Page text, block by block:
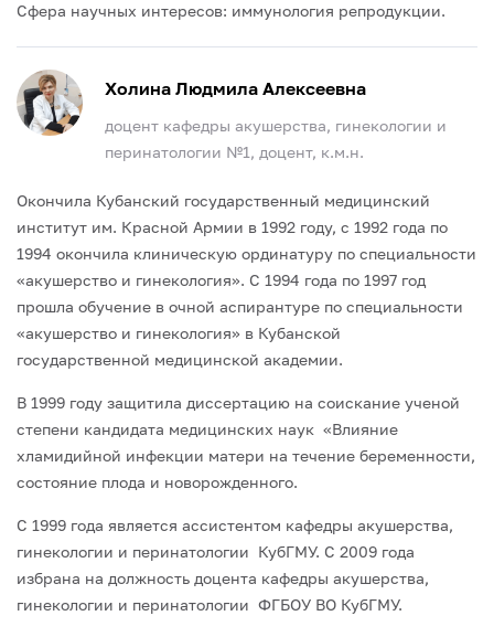
Сфера научных интересов: иммунология репродукции.
Холина Людмила Алексеевна
доцент кафедры акушерства, гинекологии и
перинатологии №1, доцент, к.м.н.
Окончила Кубанский государственный медицинский
институт им. Красной Армии в 1992 году, с 1992 года по
1994 окончила клиническую ординатуру по специальности
«акушерство и гинекология». С 1994 года по 1997 год
прошла обучение в очной аспирантуре по специальности
«акушерство и гинекология» в Кубанской
государственной медицинской академии.
В 1999 году защитила диссертацию на соискание ученой
степени кандидата медицинских наук «Влияние
хламидийной инфекции матери на течение беременности,
состояние плода и новорожденного.
С 1999 года является ассистентом кафедры акушерства,
гинекологии и перинатологии КубГМУ. С 2009 года
избрана на должность доцента кафедры акушерства,
гинекологии и перинатологии ФГБОУ ВО КубГМУ.